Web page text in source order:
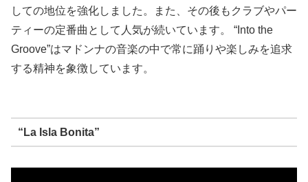
しての地位を強化しました。また、その後もクラブやパー
ティーの定番曲として人気が続いています。 “Into the
Groove”はマドンナの音楽の中で常に踊りや楽しみを追求
する精神を象徴しています。
“La Isla Bonita”